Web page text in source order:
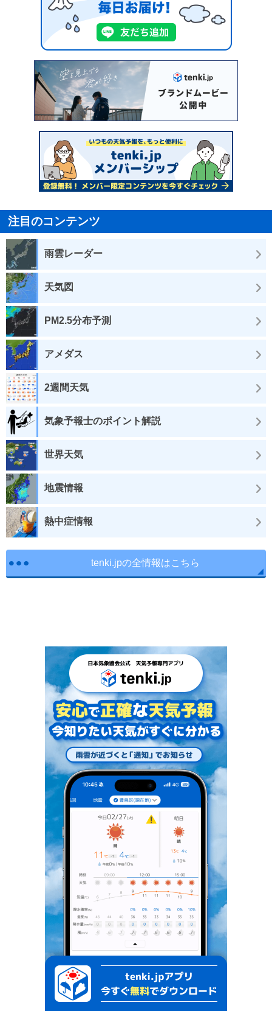
注目のコンテンツ
雨雲レーダー
天気図
PM2.5分布予測
アメダス
2週間天気
気象予報士のポイント解説
世界天気
地震情報
熱中症情報
tenki.jpの全情報はこちら